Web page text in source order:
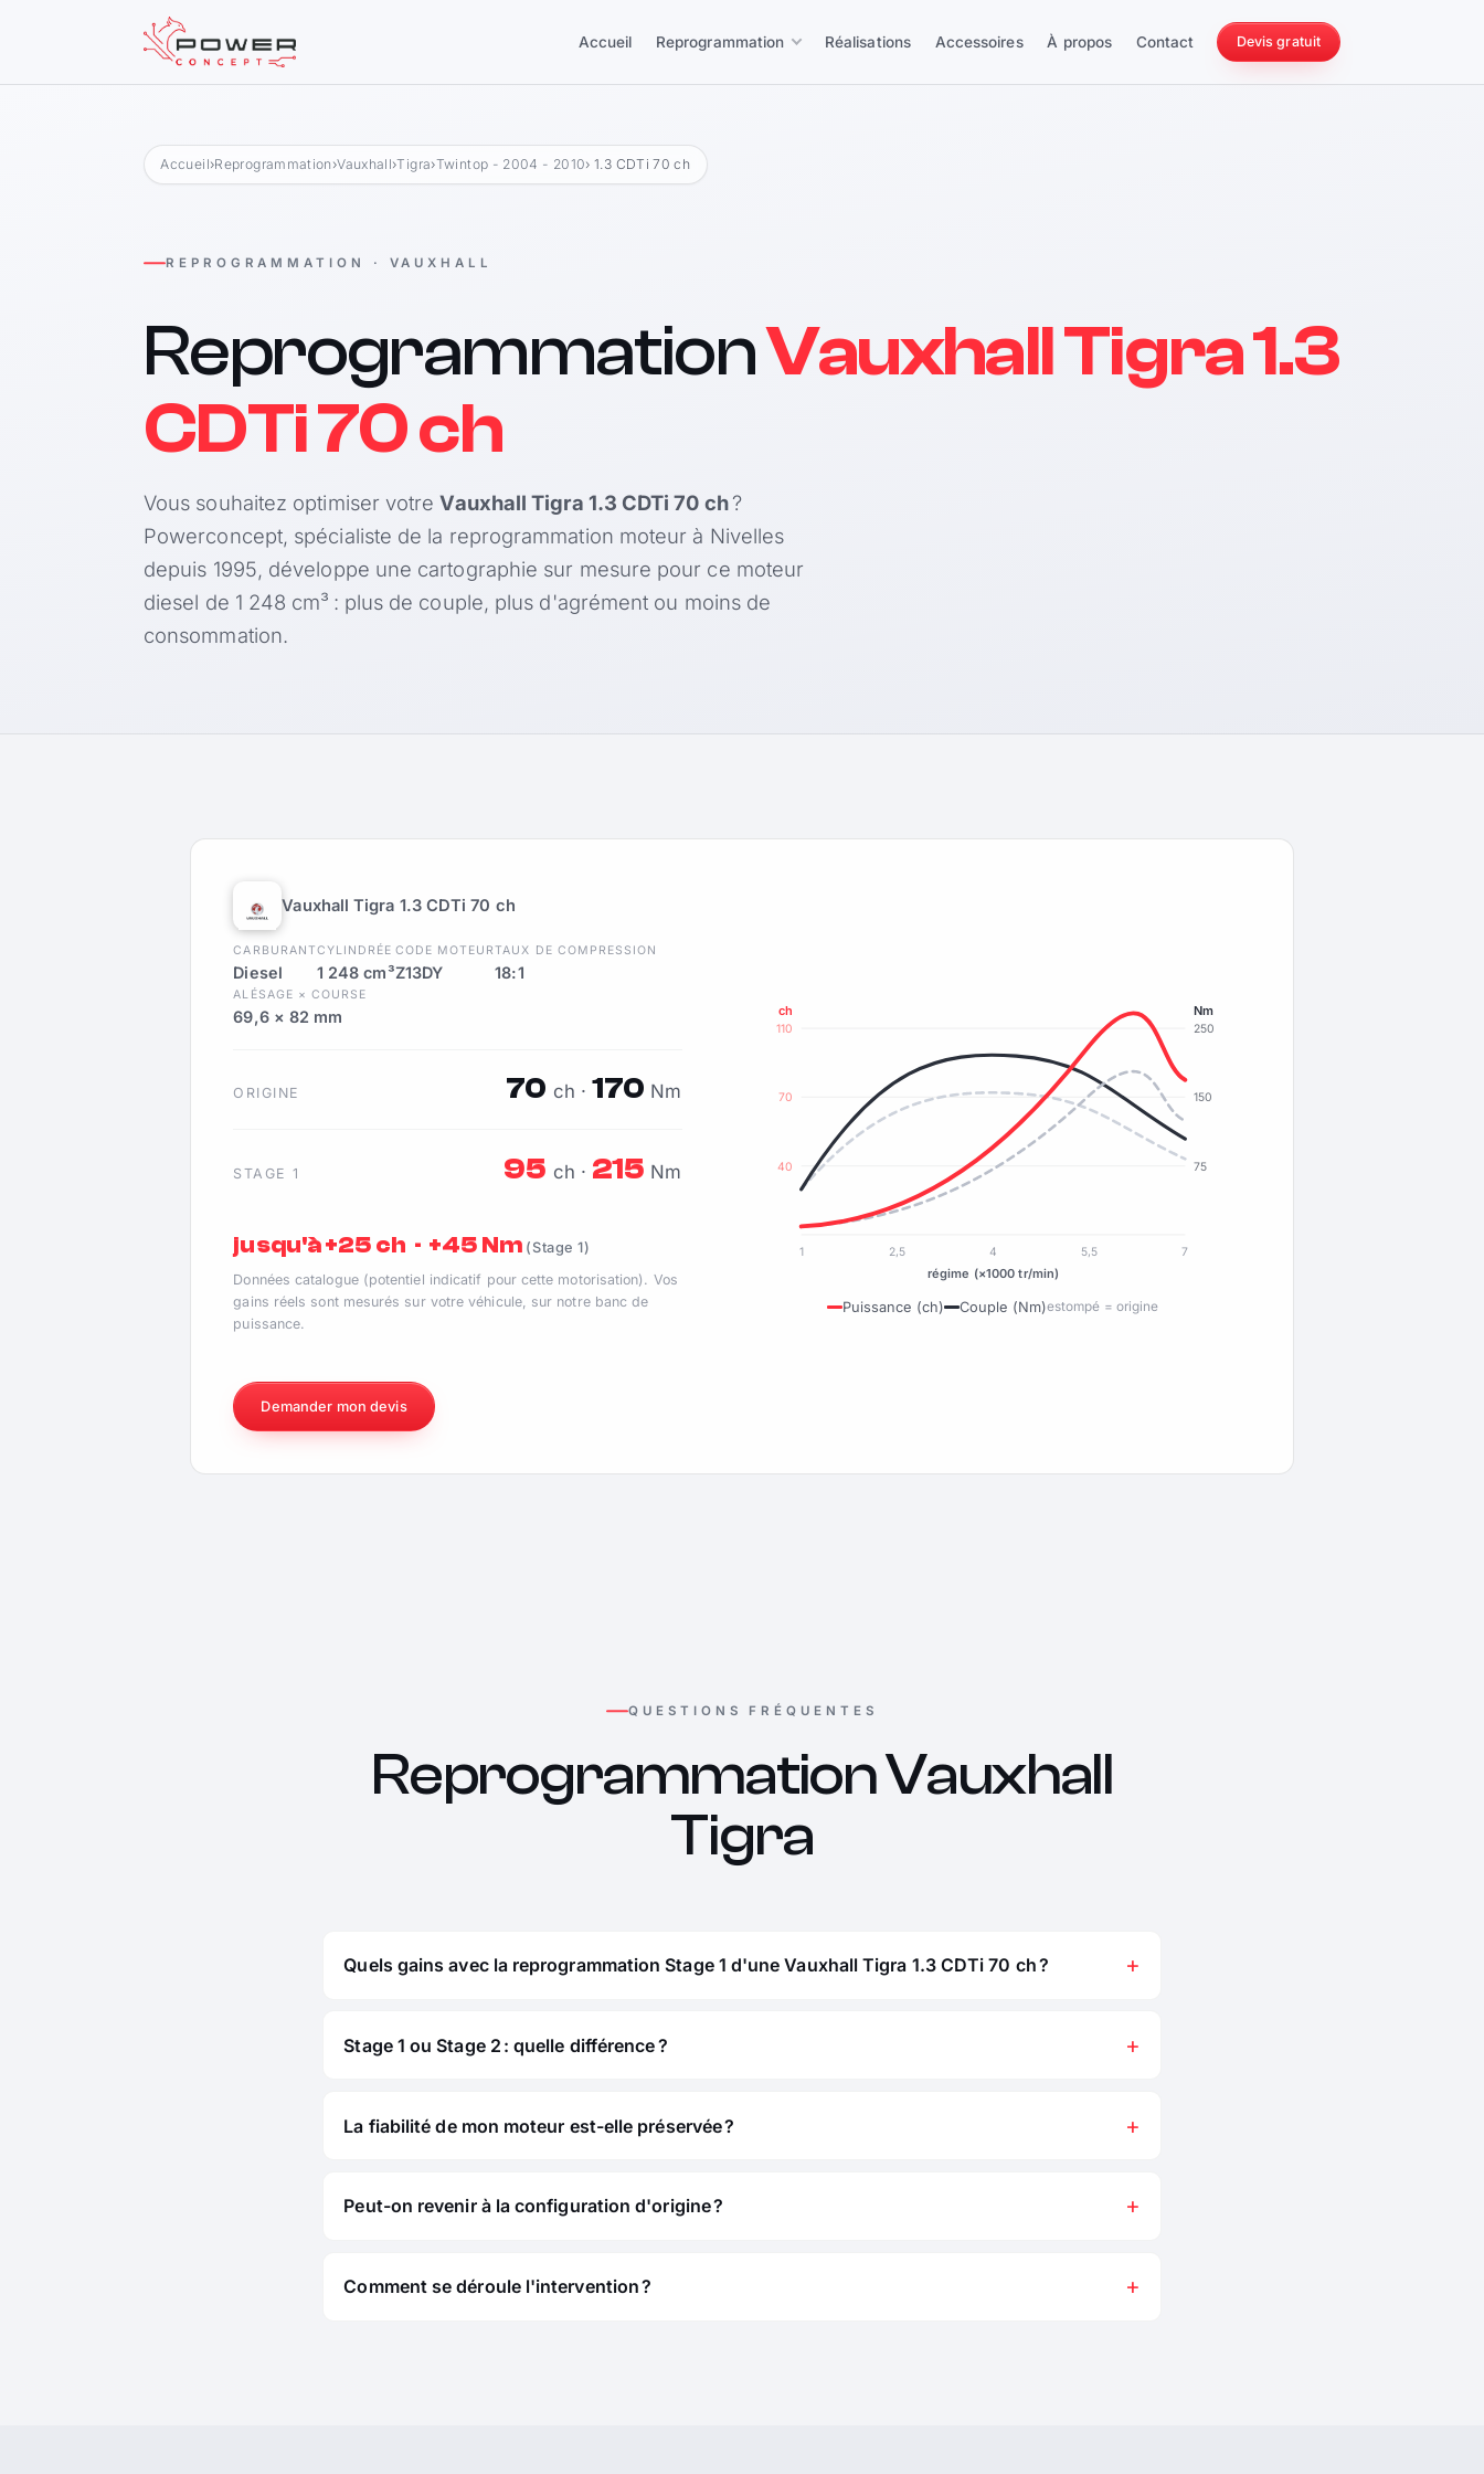
Accueil Reprogrammation Réalisations Accessoires À propos Contact Devis gratuit
228 Nm
Accueil›Reprogrammation ›Vauxhall›Tigra›Twintop - 2004 - 2010› 1.3 CDTi 70 ch
REPROGRAMMATION · VAUXHALL
ReprogrammationVauxhall Tigra 1.3
CDTi 70 ch
Vous souhaitez optimiser votreVauxhall Tigra 1.3 CDTi 70 ch?
Powerconcept, spécialiste de la reprogrammation moteur à Nivelles
depuis 1995, développe une cartographie sur mesure pour ce moteur
diesel de 1 248 cm³ : plus de couple, plus d'agrément ou moins de
consommation.
Vauxhall Tigra 1.3 CDTi 70 ch
CARBURANT
Diesel
CYLINDRÉE
1 248 cm³
CODE MOTEUR
Z13DY
TAUX DE COMPRESSION
18:1
ALÉSAGE × COURSE
69,6 × 82 mm
ORIGINE 70 ch · 170 Nm
STAGE 1 95 ch · 215 Nm
jusqu'à +25 ch · +45 Nm (Stage 1)
Données catalogue (potentiel indicatif pour cette motorisation). Vos
gains réels sont mesurés sur votre véhicule, sur notre banc de
puissance.
40
70
110
75
150
250
ch Nm
1 2,5 4 5,5 7
régime (×1000 tr/min)
Puissance (ch) Couple (Nm)estompé = origine
Demander mon devis
QUESTIONS FRÉQUENTES
Reprogrammation Vauxhall
Tigra
Quels gains avec la reprogrammation Stage 1 d'une Vauxhall Tigra 1.3 CDTi 70 ch ?
Stage 1 ou Stage 2 : quelle différence ?
La fiabilité de mon moteur est-elle préservée ?
Peut-on revenir à la configuration d'origine ?
Comment se déroule l'intervention ?